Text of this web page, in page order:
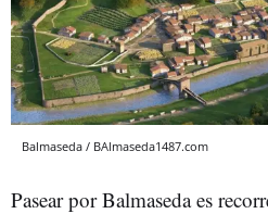
Balmaseda / BAlmaseda1487.com
Pasear por Balmaseda es